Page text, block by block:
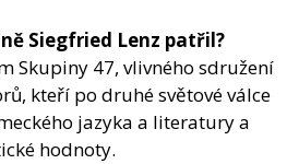
Siegfried Lenz patřil?
Skupiny 47, vlivného sdružení
kteří po druhé světové válce
jazyka a literatury a
hodnoty.